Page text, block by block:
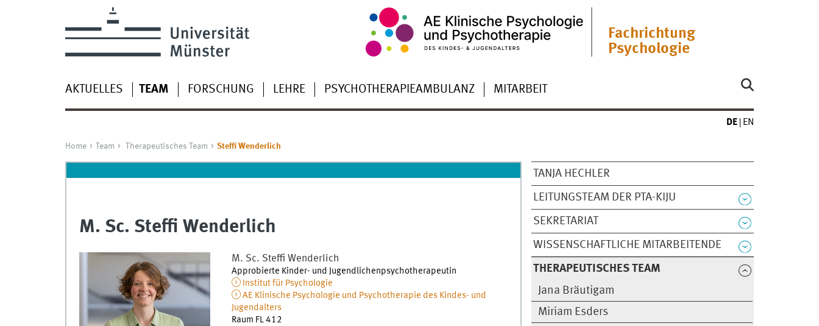
Fachrichtung
Psychologie
AKTUELLES TEAM FORSCHUNG LEHRE PSYCHOTHERAPIEAMBULANZ MITARBEIT
DE EN
Home Team Therapeutisches Team Steffi Wenderlich
TANJA HECHLER
LEITUNGSTEAM DER PTA-KIJU
SEKRETARIAT
WISSENSCHAFTLICHE MITARBEITENDE
THERAPEUTISCHES TEAM
Jana Bräutigam
Miriam Esders
M. Sc. Steffi Wenderlich
M. Sc. Steffi Wenderlich
Approbierte Kinder- und Jugendlichenpsychotherapeutin
Institut für Psychologie
AE Klinische Psychologie und Psychotherapie des Kindes- und
Jugendalters
Raum FL 412